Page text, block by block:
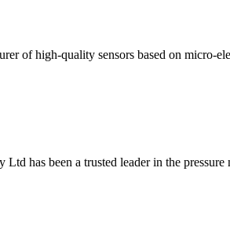
of high-quality sensors based on micro-
has been a trusted leader in the